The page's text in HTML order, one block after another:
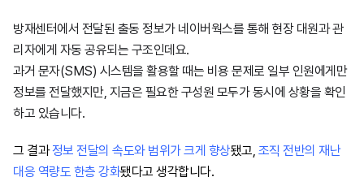
방재센터에서 전달된 출동 정보가 네이버웍스를 통해 현장 대원과 관
리자에게 자동 공유되는 구조인데요.
과거 문자(SMS) 시스템을 활용할 때는 비용 문제로 일부 인원에게만
정보를 전달했지만, 지금은 필요한 구성원 모두가 동시에 상황을 확인
하고 있습니다.
그 결과정보 전달의 속도와 범위가 크게 향상됐고, 조직 전반의 재난
대응 역량도 한층 강화됐다고 생각합니다.